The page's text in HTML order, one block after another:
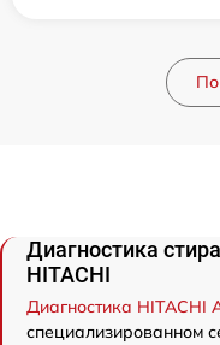
Диагностика
HITACHI
Диагностика HITACHI
специализированном